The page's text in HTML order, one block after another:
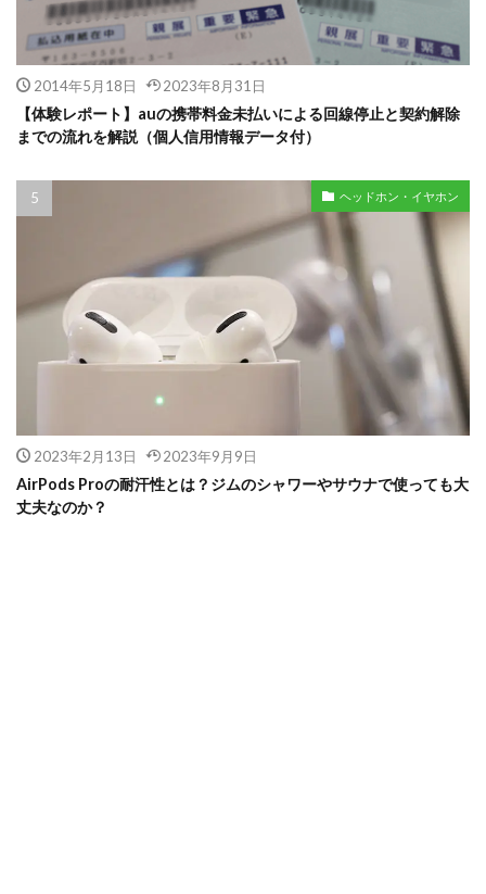
2014年5月18日 2023年8月31日
【体験レポート】auの携帯料金未払いによる回線停止と契約解除
までの流れを解説（個人信用情報データ付）
ヘッドホン・イヤホン
2023年2月13日 2023年9月9日
AirPods Proの耐汗性とは？ジムのシャワーやサウナで使っても大
丈夫なのか？